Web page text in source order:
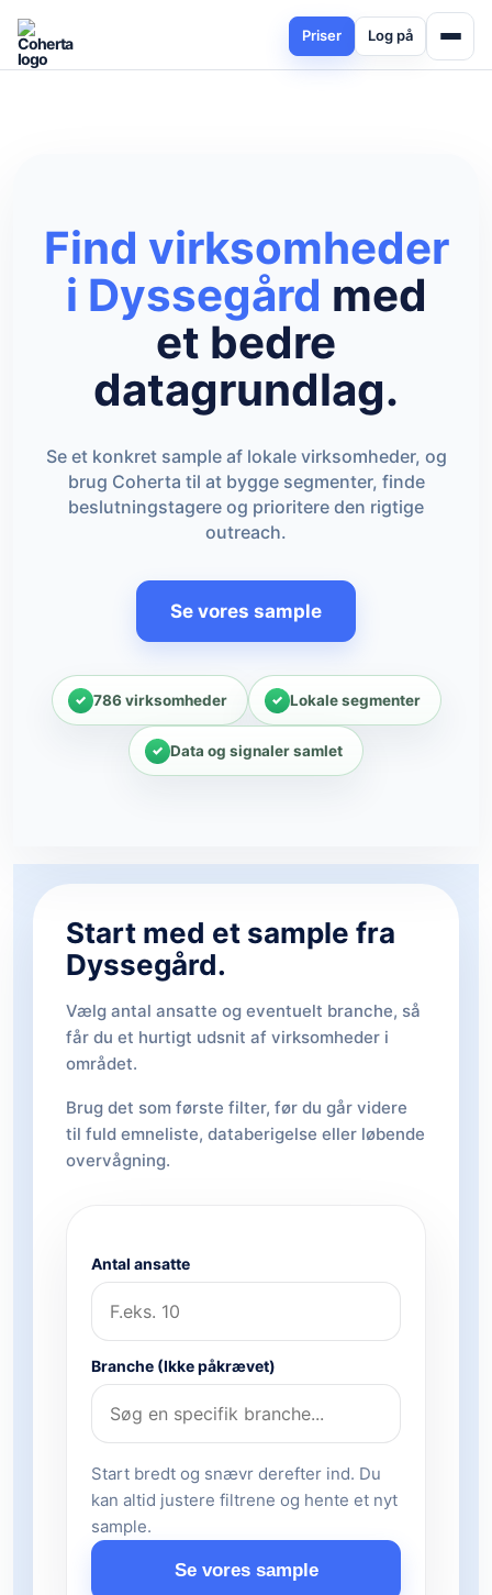
Priser Log på
Find virksomheder
i Dyssegård med
et bedre
datagrundlag.
Se et konkret sample af lokale virksomheder, og
brug Coherta til at bygge segmenter, finde
beslutningstagere og prioritere den rigtige
outreach.
Se vores sample
786 virksomheder Lokale segmenter
Data og signaler samlet
Start med et sample fra
Dyssegård.
Vælg antal ansatte og eventuelt branche, så
får du et hurtigt udsnit af virksomheder i
området.
Brug det som første filter, før du går videre
til fuld emneliste, databerigelse eller løbende
overvågning.
Antal ansatte
Branche (Ikke påkrævet)
Start bredt og snævr derefter ind. Du
kan altid justere filtrene og hente et nyt
sample.
Se vores sample